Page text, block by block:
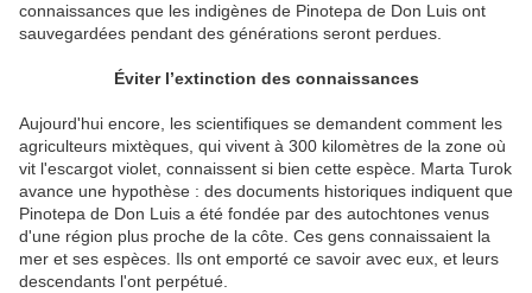
connaissances que les indigènes de Pinotepa de Don Luis ont
sauvegardées pendant des générations seront perdues.
Éviter l’extinction des connaissances
Aujourd'hui encore, les scientifiques se demandent comment les
agriculteurs mixtèques, qui vivent à 300 kilomètres de la zone où
vit l'escargot violet, connaissent si bien cette espèce. Marta Turok
avance une hypothèse : des documents historiques indiquent que
Pinotepa de Don Luis a été fondée par des autochtones venus
d'une région plus proche de la côte. Ces gens connaissaient la
mer et ses espèces. Ils ont emporté ce savoir avec eux, et leurs
descendants l'ont perpétué.